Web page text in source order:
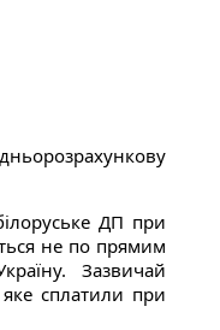
ДП при
не по прямим
Зазвичай
сплатили при